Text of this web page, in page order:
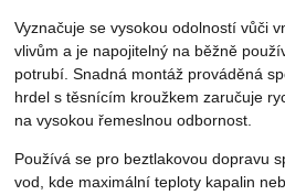
Vyznačuje se vysokou odolností vůči
vlivům a je napojitelný na běžně
potrubí. Snadná montáž prováděná
hrdel s těsnícím kroužkem zaručuje
na vysokou řemeslnou odbornost.
Používá se pro beztlakovou dopravu
vod, kde maximální teploty kapalin